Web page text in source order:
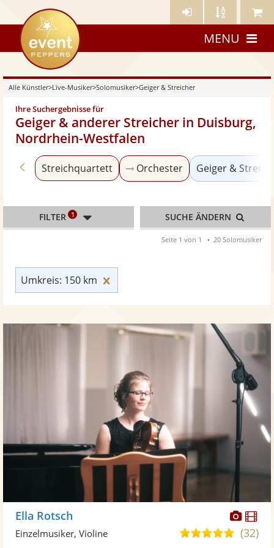
Künstler- Künstler Meine
eventpeppers
MENU
Alle Künstler>Live-Musiker>Solomusiker>Geiger & Streicher
Ihre Suchergebnisse für
Geiger & anderer Streicher in Duisburg,
Nordrhein-Westfalen
Zurück zu «Solomusiker»
Streichquartett Orchester Geiger &
Umkreis: 150 km
FILTER 1 SUCHE ÄNDERN
Seite 1 von 1 20 Solomusiker
Ella Rotsch
5,0(32)
Einzelmusiker, Violine